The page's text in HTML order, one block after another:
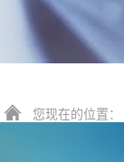
您现在的位置：